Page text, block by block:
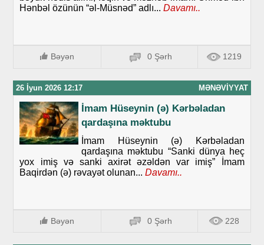
Hənbəl özünün “əl-Müsnəd” adlı... Davamı..
Bəyən 0 Şərh 1219
26 İyun 2026 12:17 MƏNƏVIYYAT
İmam Hüseynin (ə) Kərbəladan
qardaşına məktubu
İmam Hüseynin (ə) Kərbəladan
qardaşına məktubu “Sanki dünya heç
yox imiş və sanki axirət əzəldən var imiş” İmam
Baqirdən (ə) rəvayət olunan... Davamı..
Bəyən 0 Şərh 228